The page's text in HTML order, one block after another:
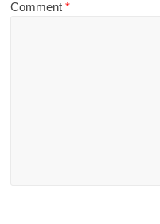
Comment*